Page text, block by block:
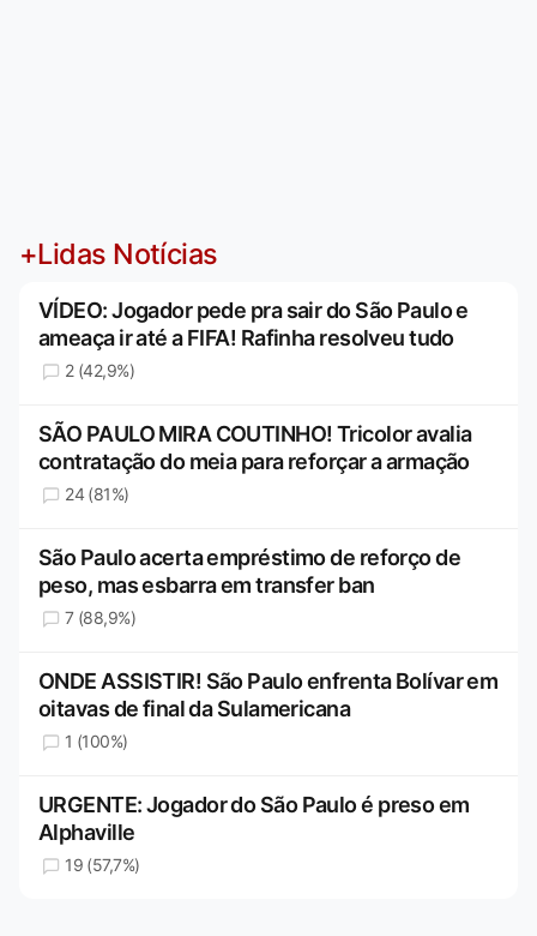
+Lidas Notícias
VÍDEO: Jogador pede pra sair do São Paulo e
ameaça ir até a FIFA! Rafinha resolveu tudo
2 (42,9%)
SÃO PAULO MIRA COUTINHO! Tricolor avalia
contratação do meia para reforçar a armação
24 (81%)
São Paulo acerta empréstimo de reforço de
peso, mas esbarra em transfer ban
7 (88,9%)
ONDE ASSISTIR! São Paulo enfrenta Bolívar em
oitavas de final da Sulamericana
1 (100%)
URGENTE: Jogador do São Paulo é preso em
Alphaville
19 (57,7%)